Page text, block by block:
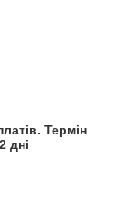
Термін
дні